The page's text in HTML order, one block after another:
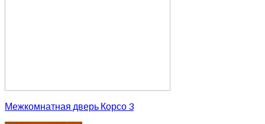
Межкомнатная дверь Корсо 3